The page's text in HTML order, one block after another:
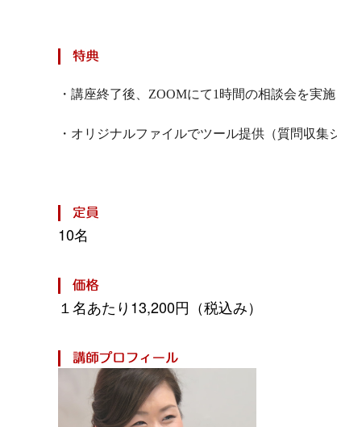
・講座終了後、ZOOMにて1時間の相談会を実施
・オリジナルファイルでツール提供（質問収集
10名
１名あたり13,200円（税込み）